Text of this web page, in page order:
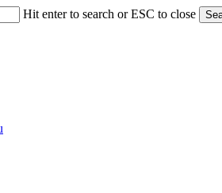
Hit enter to search or ESC to close